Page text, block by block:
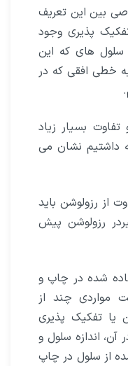
بین این تعریف
پذیری وجود
سلول های که این
خطی افقی که در
بسیار زیاد
داشتیم نشان می
از رزولوشن باید
رزولوشن پیش
شده در چاپ و
مواردی چند از
یا تفکیک پذیری
آن، اندازه سلول و
از سلول در چاپ